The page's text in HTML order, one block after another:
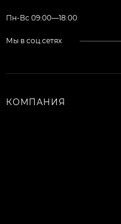
Пн-Вс 09:00—18:00
Мы в соц.сетях
КОМПАНИЯ